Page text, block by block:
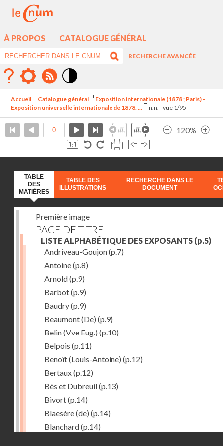
À PROPOS CATALOGUE GÉNÉRAL
RECHERCHE AVANCÉE
élévé
Accueil Catalogue général
Exposition internationale (1878 ; Paris) -
Exposition universelle internationale de 1878. ...
n.n. - vue 1/95
120%
TABLE
DES
MATIÈRES
TABLE DES
ILLUSTRATIONS
RECHERCHE DANS LE
DOCUMENT
Première image
PAGE DE TITRE
LISTE ALPHABÉTIQUE DES EXPOSANTS (p.5)
Andriveau-Goujon(p.7)
Antoine(p.8)
Arnold(p.9)
Barbot(p.9)
Baudry(p.9)
Beaumont (De) (p.9)
Belin (Vve Eug.) (p.10)
Belpois (p.11)
Benoît (Louis-Antoine) (p.12)
Bertaux(p.12)
Bès et Dubreuil(p.13)
Bivort(p.14)
Blaesère (de) (p.14)
Blanchard(p.14)